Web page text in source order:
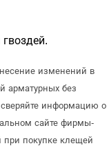
изменений в
арматурных без
информацию о
сайте фирмы-
при покупке клещей